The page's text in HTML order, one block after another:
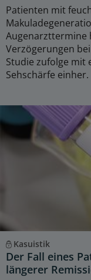
Patienten mit
Augenarzttermine
Verzögerungen
Studie zufolge mit
Sehschärfe einher.
Kasuistik
Der Fall eines
längerer